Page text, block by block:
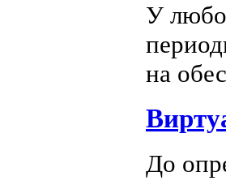
У
на
До